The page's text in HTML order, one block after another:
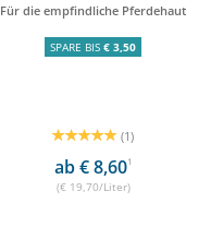
Für die empfindliche Pferdehaut
SPARE BIS € 3,50
(1)
ab € 8,601
(€ 19,70/Liter)